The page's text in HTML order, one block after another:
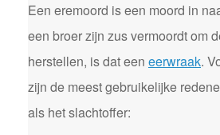
Een eremoord is een moord in
een broer zijn zus vermoordt om
herstellen, is dat een eerwraak.
zijn de meest gebruikelijke
als het slachtoffer: